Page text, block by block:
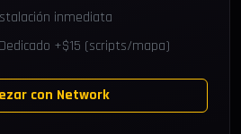
inmediata
+$15 (scripts/mapa)
con Network